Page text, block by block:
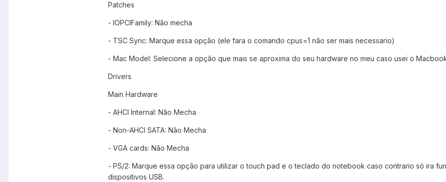
Patches
- IOPCIFamily: Não mecha
- TSC Sync: Marque essa opção (ele fara o comando cpus=1 não ser mais necessario)
- Mac Model: Selecione a opção que mais se aproxima do seu hardware no meu caso usei o
Drivers
Main Hardware
- AHCI Internal: Não Mecha
- Non-AHCI SATA: Não Mecha
- VGA cards: Não Mecha
- PS/2: Marque essa opção para utilizar o touch pad e o teclado do notebook caso contrario só ira
dispositivos USB.